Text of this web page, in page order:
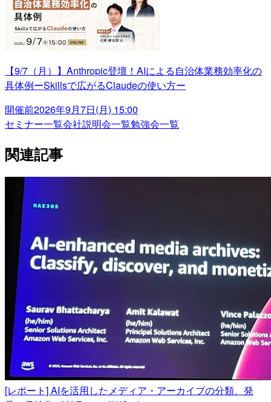
【9/7（月）】Anthropic登壇！AIによる自治体業務効率化の
具体例ーSkillsで広がるClaudeの使い方ー
開催前2026年9月7日(月) 15:00
セミナー一覧会社説明会一覧勉強会一覧
関連記事
[レポート] AIを活用したメディア・アーカイブの分類、発